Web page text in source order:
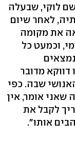
לוקי, שבעלה
לאחר שיום
את מקומה
וכמעט כל
מדובר
שבה. כפי
אומר, אין
לקבל את
אותו".